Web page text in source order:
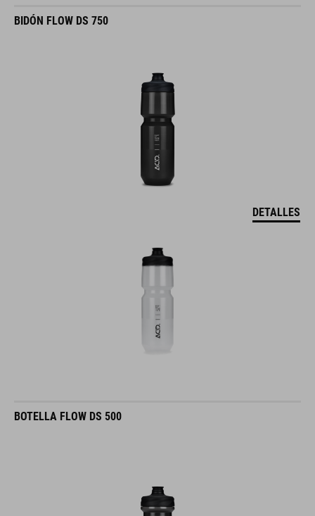
BIDÓN FLOW DS 750
DETALLES
BOTELLA FLOW DS 500